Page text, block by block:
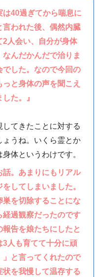
40過ぎてから喘息に
われた後、偶然内臓
人会い、自分が身体
んだかんだで治りま
でした。なので今回の
と身体の声を聞こえ
た。』
てきたことに対する
ょうね。いくら霊とか
体というわけです。
。あまりにもリアル
してしまいました。
を切除することにな
経過観察だったのです
告を娘たちにしたと
3人も育てて十分に頑
と言ってくれたので
を我慢して温存する